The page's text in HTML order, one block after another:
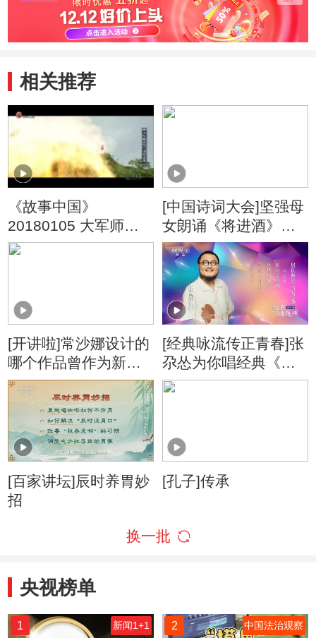
相关推荐
《故事中国》
20180105 大军师诸
葛亮 北伐悲歌
[中国诗词大会]坚强母
女朗诵《将进酒》感
动全场！
[开讲啦]常沙娜设计的
哪个作品曾作为新中
国第一份国礼送出？
[经典咏流传正青春]张
尕怂为你唱经典《房
兵曹胡马》
[百家讲坛]辰时养胃妙
招
[孔子]传承
换一批
央视榜单
1 新闻1+1 2 中国法治观察